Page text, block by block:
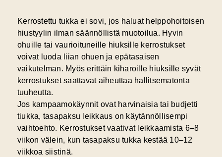
Kerrostettu tukka ei sovi, jos haluat helppohoitoisen
hiustyylin ilman säännöllistä muotoilua. Hyvin
ohuille tai vaurioituneille hiuksille kerrostukset
voivat luoda liian ohuen ja epätasaisen
vaikutelman. Myös erittäin kiharoille hiuksille syvät
kerrostukset saattavat aiheuttaa hallitsematonta
tuuheutta.
Jos kampaamokäynnit ovat harvinaisia tai budjetti
tiukka, tasapaksu leikkaus on käytännöllisempi
vaihtoehto. Kerrostukset vaativat leikkaamista 6–8
viikon välein, kun tasapaksu tukka kestää 10–12
viikkoa siistinä.